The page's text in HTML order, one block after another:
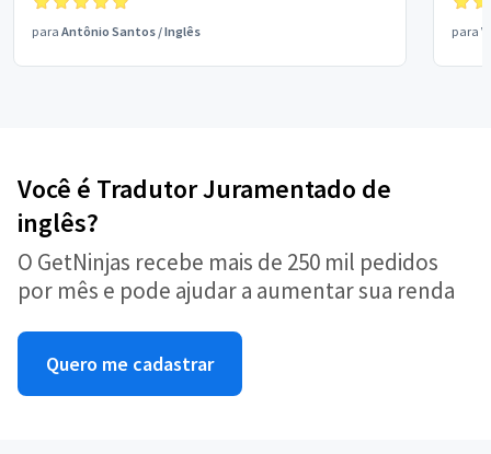
para Antônio Santos /Inglês para
Você é Tradutor Juramentado de
inglês?
O GetNinjas recebe mais de 250 mil pedidos
por mês e pode ajudar a aumentar sua renda
Quero me cadastrar